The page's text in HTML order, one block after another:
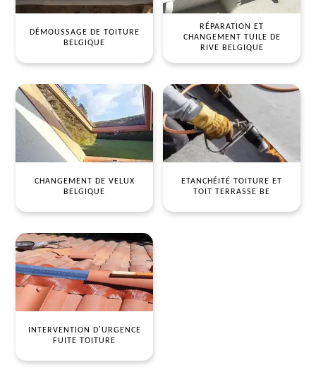
DÉMOUSSAGE DE TOITURE
BELGIQUE
RÉPARATION ET
CHANGEMENT TUILE DE
RIVE BELGIQUE
CHANGEMENT DE VELUX
BELGIQUE
ETANCHÉITÉ TOITURE ET
TOIT TERRASSE BE
INTERVENTION D'URGENCE
FUITE TOITURE